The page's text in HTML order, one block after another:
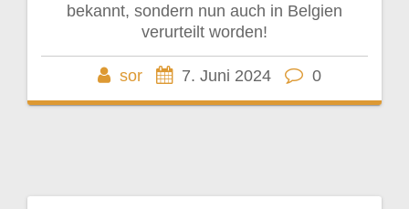
bekannt, sondern nun auch in Belgien
verurteilt worden!
sor 7. Juni 2024 0